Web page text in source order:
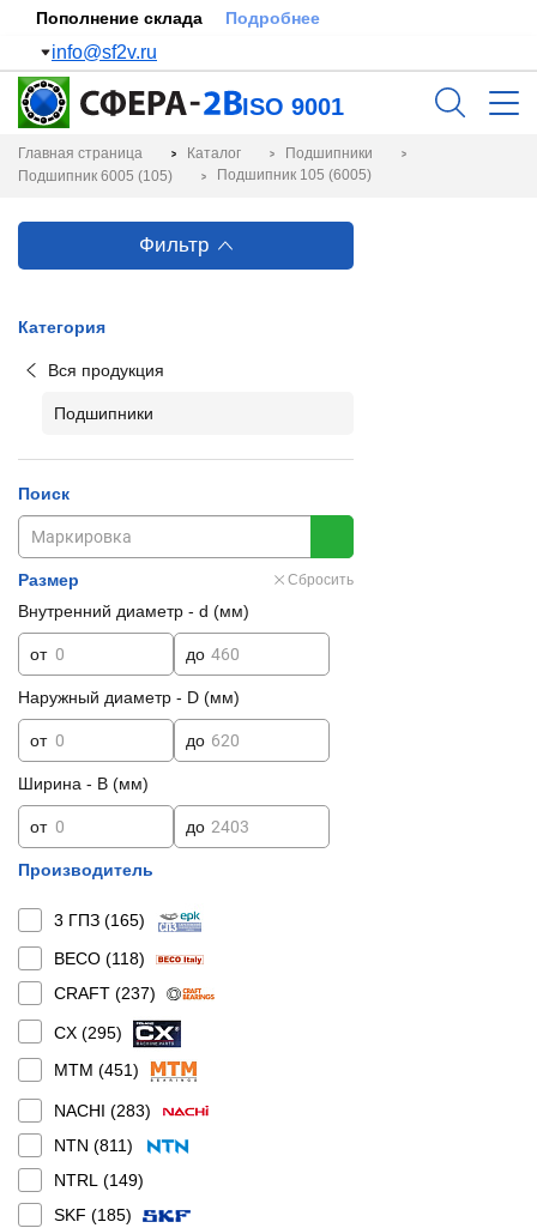
Пополнение склада Подробнее
info@sf2v.ru
ISO 9001
Главная страница Каталог
Подшипники
Подшипник 6005 (105)
Подшипник 105 (6005)
Фильтр
Категория
Вся продукция
Подшипники
Поиск
Размер Сбросить
Внутренний диаметр - d (мм)
от до
Наружный диаметр - D (мм)
от до
Ширина - B (мм)
от до
Производитель
3 ГПЗ (165)
BECO (118)
CRAFT (237)
CX (295)
MTM (451)
NACHI (283)
NTN (811)
NTRL (149)
SKF (185)